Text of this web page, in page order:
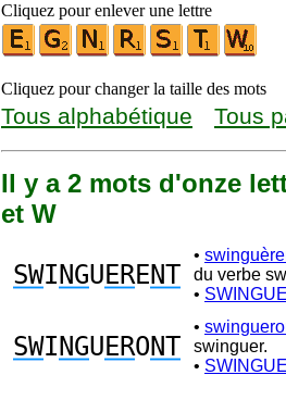
Cliquez pour enlever une lettre
Cliquez pour changer la taille des mots
Tous alphabétique Tous
Il y a 2 mots d'onze
et W
SWI NGUERENT
•
du verbe
•
SWI NGUERONT
•
swinguer.
•